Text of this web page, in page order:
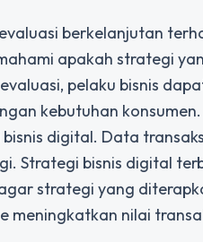
berkelanjutan
apakah strategi
pelaku bisnis
kebutuhan konsumen.
digital. Data
Strategi bisnis digital
strategi yang
meningkatkan nilai